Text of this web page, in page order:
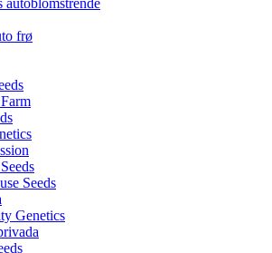
frø
Seeds
Genetics